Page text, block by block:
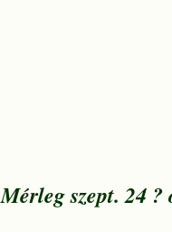
Mérleg szept. 24 ?